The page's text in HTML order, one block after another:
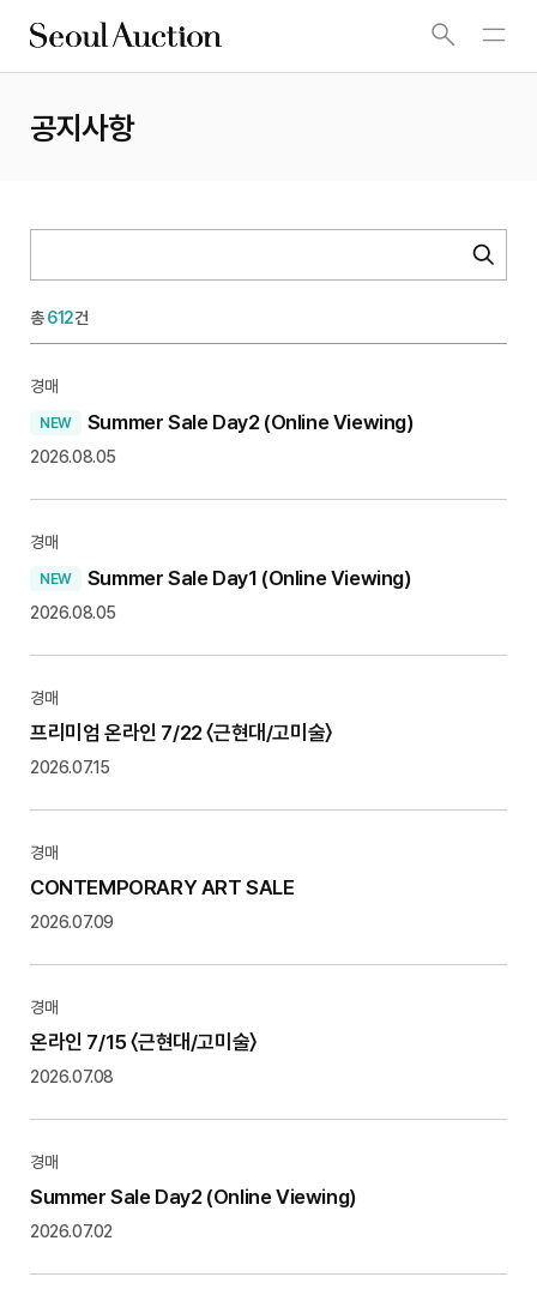
공지사항
총612건
경매
Summer Sale Day2 (Online Viewing)
2026.08.05
경매
Summer Sale Day1 (Online Viewing)
2026.08.05
경매
프리미엄 온라인 7/22 〈근현대/고미술〉
2026.07.15
경매
CONTEMPORARY ART SALE
2026.07.09
경매
온라인 7/15 〈근현대/고미술〉
2026.07.08
경매
Summer Sale Day2 (Online Viewing)
2026.07.02